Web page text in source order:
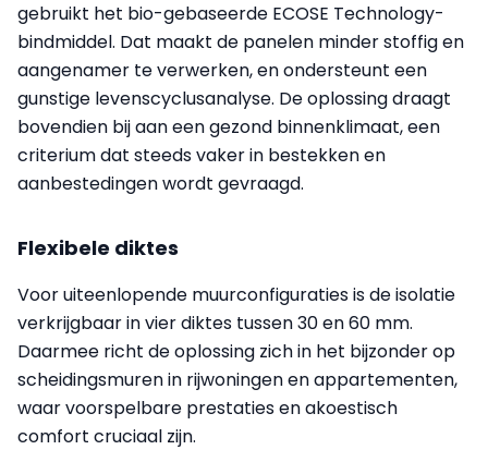
gebruikt het bio-gebaseerde ECOSE Technology-
bindmiddel. Dat maakt de panelen minder stoffig en
aangenamer te verwerken, en ondersteunt een
gunstige levenscyclusanalyse. De oplossing draagt
bovendien bij aan een gezond binnenklimaat, een
criterium dat steeds vaker in bestekken en
aanbestedingen wordt gevraagd.
Flexibele diktes
Voor uiteenlopende muurconfiguraties is de isolatie
verkrijgbaar in vier diktes tussen 30 en 60 mm.
Daarmee richt de oplossing zich in het bijzonder op
scheidingsmuren in rijwoningen en appartementen,
waar voorspelbare prestaties en akoestisch
comfort cruciaal zijn.